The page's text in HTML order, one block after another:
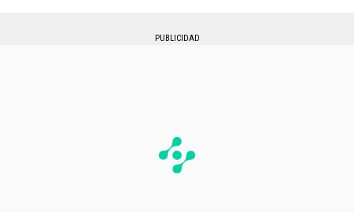
PUBLICIDAD